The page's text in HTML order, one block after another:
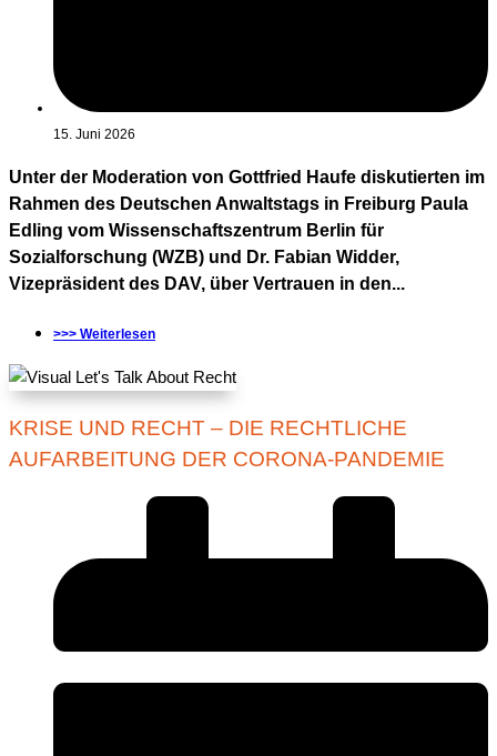
15. Juni 2026
Unter der Moderation von Gottfried Haufe diskutierten im
Rahmen des Deutschen Anwaltstags in Freiburg Paula
Edling vom Wissenschaftszentrum Berlin für
Sozialforschung (WZB) und Dr. Fabian Widder,
Vizepräsident des DAV, über Vertrauen in den...
>>> Weiterlesen
KRISE UND RECHT – DIE RECHTLICHE
AUFARBEITUNG DER CORONA-PANDEMIE